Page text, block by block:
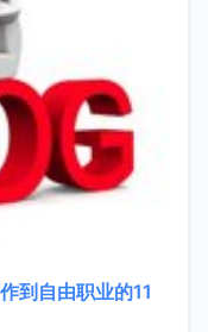
到自由职业的11